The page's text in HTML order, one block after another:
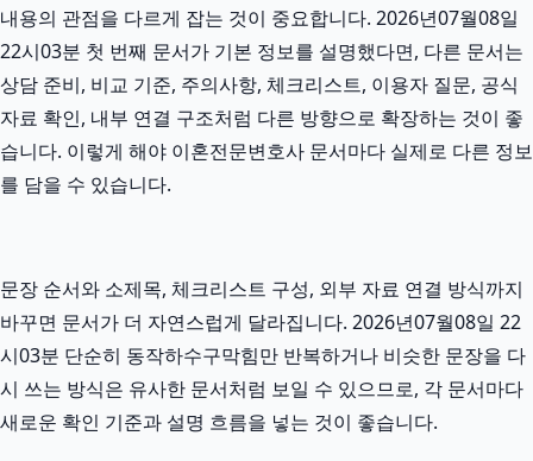
내용의 관점을 다르게 잡는 것이 중요합니다. 2026년07월08일
22시03분 첫 번째 문서가 기본 정보를 설명했다면, 다른 문서는
상담 준비, 비교 기준, 주의사항, 체크리스트, 이용자 질문, 공식
자료 확인, 내부 연결 구조처럼 다른 방향으로 확장하는 것이 좋
습니다. 이렇게 해야 이혼전문변호사 문서마다 실제로 다른 정보
를 담을 수 있습니다.
문장 순서와 소제목, 체크리스트 구성, 외부 자료 연결 방식까지
바꾸면 문서가 더 자연스럽게 달라집니다. 2026년07월08일 22
시03분 단순히 동작하수구막힘만 반복하거나 비슷한 문장을 다
시 쓰는 방식은 유사한 문서처럼 보일 수 있으므로, 각 문서마다
새로운 확인 기준과 설명 흐름을 넣는 것이 좋습니다.